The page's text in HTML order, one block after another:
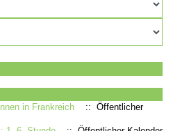
in Frankreich
:: Öffentlicher